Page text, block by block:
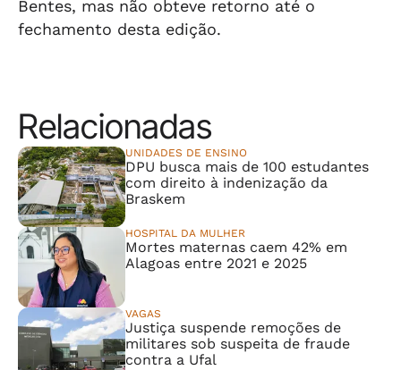
Bentes, mas não obteve retorno até o
fechamento desta edição.
Relacionadas
UNIDADES DE ENSINO
DPU busca mais de 100 estudantes
com direito à indenização da
Braskem
HOSPITAL DA MULHER
Mortes maternas caem 42% em
Alagoas entre 2021 e 2025
VAGAS
Justiça suspende remoções de
militares sob suspeita de fraude
contra a Ufal